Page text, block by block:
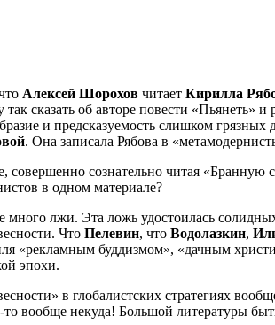
Алексей Шорохов читает Кирилла
сказать об авторе повести «Пьянеть»
и предсказуемость слишком
. Она записала Рябова в
совершенно сознательно читая
в одном материале?
много лжи. Эта ложь удостоилась
Что Пелевин, что Водолазкин,
«рекламным буддизмом», «дачным
эпохи.
в глобалистских стратегиях
то вообще некуда! Большой литературы